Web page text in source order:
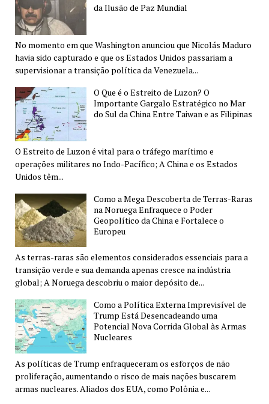
da Ilusão de Paz Mundial
No momento em que Washington anunciou que Nicolás Maduro
havia sido capturado e que os Estados Unidos passariam a
supervisionar a transição política da Venezuela...
O Que é o Estreito de Luzon? O
Importante Gargalo Estratégico no Mar
do Sul da China Entre Taiwan e as Filipinas
O Estreito de Luzon é vital para o tráfego marítimo e
operações militares no Indo-Pacífico; A China e os Estados
Unidos têm...
Como a Mega Descoberta de Terras-Raras
na Noruega Enfraquece o Poder
Geopolítico da China e Fortalece o
Europeu
As terras-raras são elementos considerados essenciais para a
transição verde e sua demanda apenas cresce na indústria
global; A Noruega descobriu o maior depósito de...
Como a Política Externa Imprevisível de
Trump Está Desencadeando uma
Potencial Nova Corrida Global às Armas
Nucleares
As políticas de Trump enfraqueceram os esforços de não
proliferação, aumentando o risco de mais nações buscarem
armas nucleares. Aliados dos EUA, como Polônia e...